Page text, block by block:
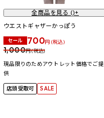
全商品を見る ()+
ウエストギャザーかっぽう
セール 700円 (税込)
1,000円 (税込)
現品限りのためアウトレット価格でご提
供
店頭受取可 SALE